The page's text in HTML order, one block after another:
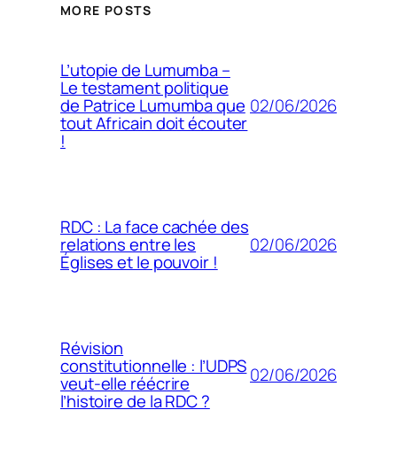
MORE POSTS
L’utopie de Lumumba –
Le testament politique
de Patrice Lumumba que
tout Africain doit écouter
!
02/06/2026
RDC : La face cachée des
relations entre les
Églises et le pouvoir !
02/06/2026
Révision
constitutionnelle : l’UDPS
veut-elle réécrire
l’histoire de la RDC ?
02/06/2026